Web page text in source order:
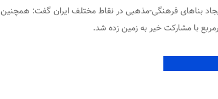
بناهای فرهنگی-مذهبی در نقاط مختلف ایران گفت: همچنین